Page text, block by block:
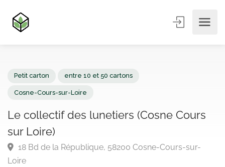
Le collectif des lunetiers (Cosne Cours
sur Loire)
18 Bd de la République, 58200 Cosne-Cours-sur-